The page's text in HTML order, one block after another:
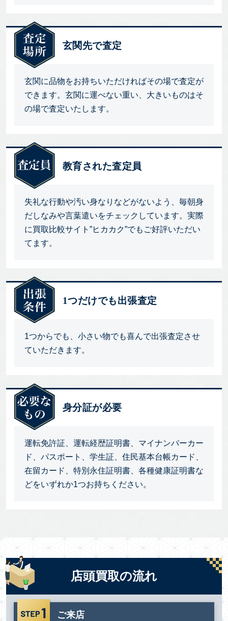
玄関先で査定
玄関に品物をお持ちいただければその場で査定が
できます。玄関に運べない重い、大きいものはそ
の場で査定いたします。
教育された査定員
失礼な行動や汚い身なりなどがないよう、毎朝身
だしなみや言葉遣いをチェックしています。実際
に買取比較サイト”ヒカカク”でもご好評いただい
てます。
1つだけでも出張査定
1つからでも、小さい物でも喜んで出張査定させ
ていただきます。
身分証が必要
運転免許証、運転経歴証明書、マイナンバーカー
ド、パスポート、学生証、住民基本台帳カード、
在留カード、特別永住証明書、各種健康証明書な
どをいずれか1つお持ちください。
店頭買取の流れ
ご来店